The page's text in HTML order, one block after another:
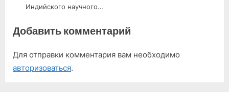
Индийского научного
Добавить комментарий
Для отправки комментария вам необходимо
авторизоваться.